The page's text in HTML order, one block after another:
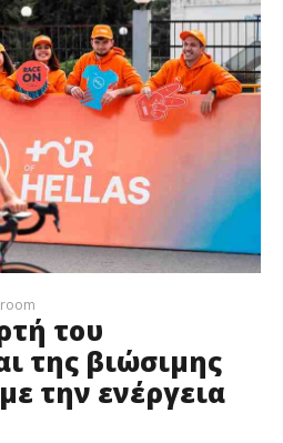
του
της βιώσιμης
την ενέργεια